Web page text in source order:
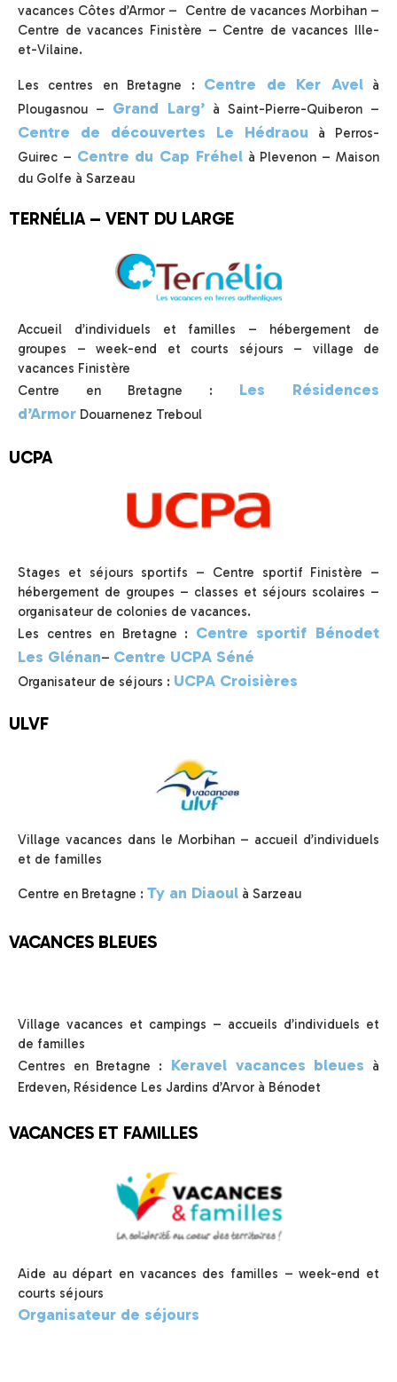
vacances Côtes d’Armor – Centre de vacances Morbihan –
Centre de vacances Finistère – Centre de vacances Ille-
et-Vilaine.
Les centres en Bretagne : Centre de Ker Avelà
Plougasnou – Grand Larg’ à Saint-Pierre-Quiberon –
Centre de découvertes Le Hédraou à Perros-
Guirec – Centre du Cap Fréhelà Plevenon – Maison
du Golfe à Sarzeau
TERNÉLIA – VENT DU LARGE
Accueil d’individuels et familles – hébergement de
groupes – week-end et courts séjours – village de
vacances Finistère
Centre en Bretagne : Les Résidences
d’Armor Douarnenez Treboul
UCPA
Stages et séjours sportifs – Centre sportif Finistère –
hébergement de groupes – classes et séjours scolaires –
organisateur de colonies de vacances.
Les centres en Bretagne : Centre sportif Bénodet
Les Glénan– Centre UCPA Séné
Organisateur de séjours : UCPA Croisières
ULVF
Village vacances dans le Morbihan – accueil d’individuels
et de familles
Centre en Bretagne : Ty an Diaoul à Sarzeau
VACANCES BLEUES
Village vacances et campings – accueils d’individuels et
de familles
Centres en Bretagne :
Keravel vacances bleues à
Erdeven, Résidence Les Jardins d’Arvor à Bénodet
VACANCES ET FAMILLES
Aide au départ en vacances des familles – week-end et
courts séjours
Organisateur de séjours